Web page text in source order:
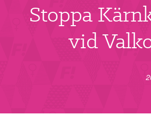
Stoppa
vid